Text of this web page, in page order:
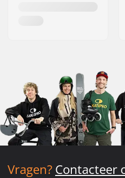
Vragen? Contacteer